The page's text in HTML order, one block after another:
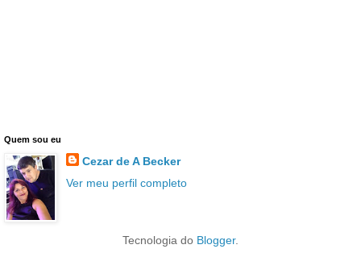
Quem sou eu
Cezar de A Becker
Ver meu perfil completo
Tecnologia do Blogger.